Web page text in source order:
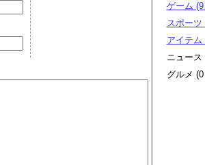
ゲーム (9
スポーツ
アイテム
ニュース
グルメ (0